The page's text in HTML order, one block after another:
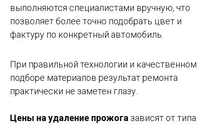
выполняются специалистами вручную, что
позволяет более точно подобрать цвет и
фактуру по конкретный автомобиль.
При правильной технологии и качественном
подборе материалов результат ремонта
практически не заметен глазу.
Цены на удаление прожога зависят от типа